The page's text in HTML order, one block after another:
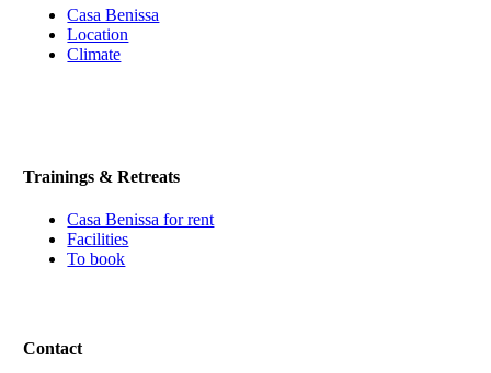
Casa Benissa
Location
Climate
Trainings & Retreats
Casa Benissa for rent
Facilities
To book
Contact